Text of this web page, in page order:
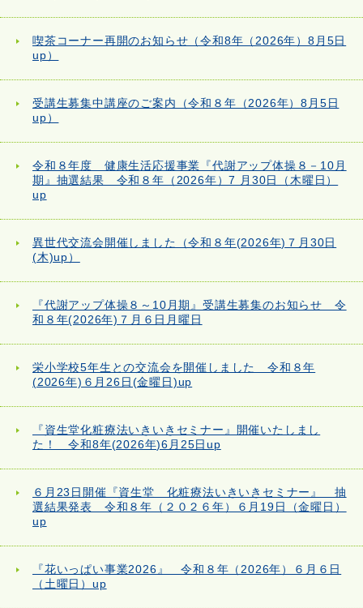
喫茶コーナー再開のお知らせ（令和8年（2026年）8月5日
up）
受講生募集中講座のご案内（令和８年（2026年）8月5日
up）
令和８年度 健康生活応援事業『代謝アップ体操８－10月
期』抽選結果 令和８年（2026年）7 月30日（木曜日）
up
異世代交流会開催しました（令和８年(2026年)７月30日
(木)up）
『代謝アップ体操８～10月期』受講生募集のお知らせ 令
和８年(2026年)７月６日月曜日
栄小学校5年生との交流会を開催しました 令和８年
(2026年)６月26日(金曜日)up
『資生堂化粧療法いきいきセミナー』開催いたしまし
た！ 令和8年(2026年)6月25日up
６月23日開催『資生堂 化粧療法いきいきセミナー』 抽
選結果発表 令和８年（２０２６年）６月19日（金曜日）
up
『花いっぱい事業2026』 令和８年（2026年）６月６日
（土曜日）up